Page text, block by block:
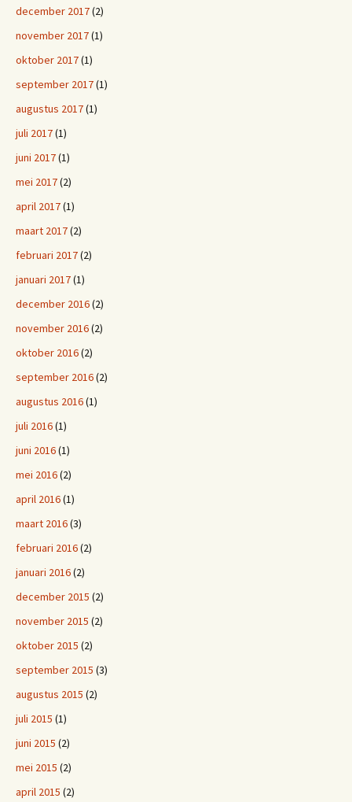
december 2017(2)
november 2017(1)
oktober 2017(1)
september 2017(1)
augustus 2017(1)
juli 2017(1)
juni 2017(1)
mei 2017(2)
april 2017(1)
maart 2017(2)
februari 2017(2)
januari 2017(1)
december 2016(2)
november 2016(2)
oktober 2016(2)
september 2016(2)
augustus 2016(1)
juli 2016(1)
juni 2016(1)
mei 2016(2)
april 2016(1)
maart 2016(3)
februari 2016(2)
januari 2016(2)
december 2015 (2)
november 2015 (2)
oktober 2015 (2)
september 2015 (3)
augustus 2015 (2)
juli 2015 (1)
juni 2015 (2)
mei 2015 (2)
april 2015 (2)